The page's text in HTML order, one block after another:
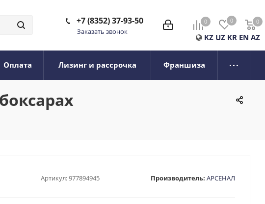
0 0 0
0
KZ UZ KR EN AZ
+7 (8352) 37-93-50
Заказать звонок
Оплата Лизинг и рассрочка Франшиза
Артикул:977894945 Производитель: АРСЕНАЛ